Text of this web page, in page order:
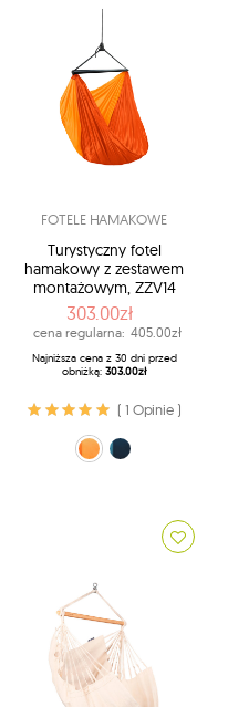
FOTELE HAMAKOWE
Turystyczny fotel
hamakowy z zestawem
montażowym, ZZV14
303.00zł
cena regularna: 405.00zł
Najniższa cena z 30 dni przed
obniżką: 303.00zł
( 1 Opinie )
pomarańczowy (22)
Granatowy (39)